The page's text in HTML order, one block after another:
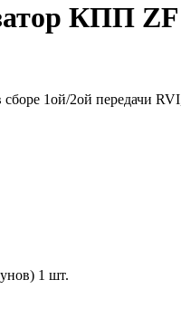
КПП ZF
1ой/2ой передачи
1 шт.